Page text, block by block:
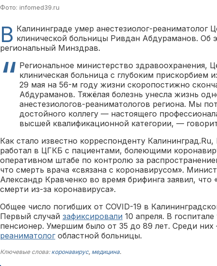
Фото: infomed39.ru
В Калининграде умер анестезиолог-реаниматолог
клинической больницы Ривдан Абдураманов. Об
региональный Минздрав.
Региональное министерство здравоохранения,
клиническая больница с глубоким прискорбием
29 мая на 56-м году жизни скоропостижно
Абдураманов. Тяжёлая болезнь унесла жизнь
анестезиологов-реаниматологов региона. Мы
достойного коллегу — настоящего
высшей квалификационной категории, —
Как стало известно корреспонденту
работал в ЦГКБ с пациентами, болеющими
оперативном штабе по контролю за
что смерть врача «связана с коронавирусом».
Александр Кравченко во время брифинга заявил, что
смерти из-за коронавируса».
Общее число погибших от COVID-19 в
Первый случай зафиксировали 10 апреля. В
пенсионер. Умершим было от 35 до 89 лет. Среди
реаниматологобластной больницы.
Ключевые слова: коронавирус, медицина.